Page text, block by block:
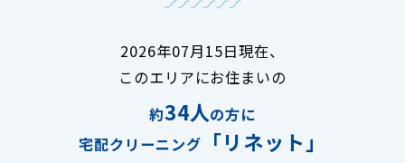
2026年07月15日現在、
このエリアにお住まいの
約34人の方に
宅配クリーニング
「リネット」